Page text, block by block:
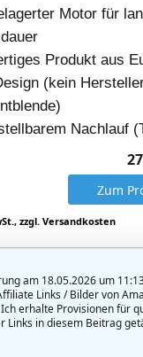
Motor für
Produkt aus
(kein
Nachlauf
Zum
zzgl. Versandkosten
am 18.05.2026 um
Links / Bilder von
erhalte Provisionen für
Links in diesem Beitrag